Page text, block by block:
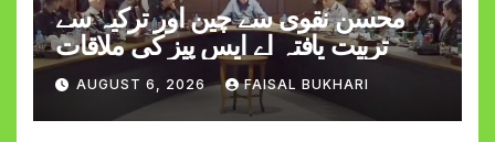
محسن نقوی سے چین اور ترکیہ سے
تربیت یافتہ اے ایس پیز کی ملاقات
AUGUST 6, 2026 FAISAL BUKHARI